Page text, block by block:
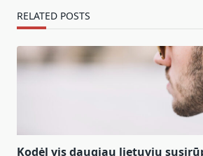
RELATED POSTS
Kodėl vis daugiau lietuvių